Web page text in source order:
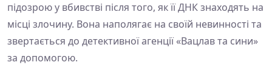
підозрою у вбивстві після того, як її ДНК знаходять на
місці злочину. Вона наполягає на своїй невинності та
звертається до детективної агенції «Вацлав та сини»
за допомогою.